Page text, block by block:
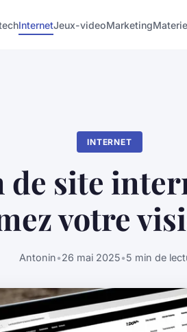
InternetJeux-videoMarketing
INTERNET
de site
votre
Antonin•26 mai 2025•5 min de